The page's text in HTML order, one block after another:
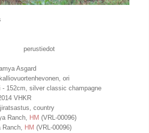
perustiedot
Asgard
ori
- 152cm, silver classic champagne
VHKR
country
Ranch, HM (VRL-00096)
Ranch, HM (VRL-00096)